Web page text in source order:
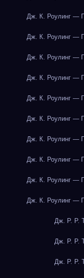
Дж. К. Роулинг —
Дж. К. Роулинг —
Дж. К. Роулинг —
Дж. К. Роулинг —
Дж. К. Роулинг —
Дж. К. Роулинг —
Дж. К. Роулинг —
Дж. К. Роулинг —
Дж. К. Роулинг —
Дж. К. Роулинг —
Дж. Р. Р.
Дж. Р. Р.
Дж. Р. Р.